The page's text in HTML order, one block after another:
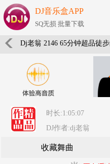
DJ音乐盒APP
SQ无损 批量下载
Dj老翁 2146 65分钟超品徒
时长:1:05:07
DJ作者:dj老翁
收藏舞曲